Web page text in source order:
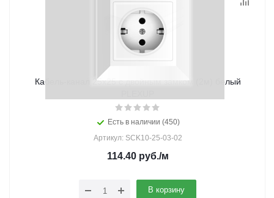
Кабель-канал 25х25 с двойным замком (2м) белый
Есть в наличии (450)
Артикул: SCK10-25-03-02
114.40руб./м
В корзину